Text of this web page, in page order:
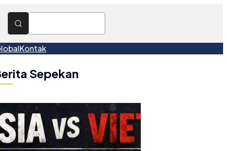
Kontak
Sepekan